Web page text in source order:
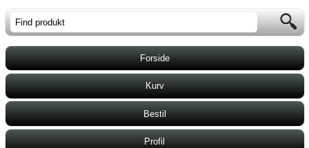
Forside
Kurv
Bestil
Profil